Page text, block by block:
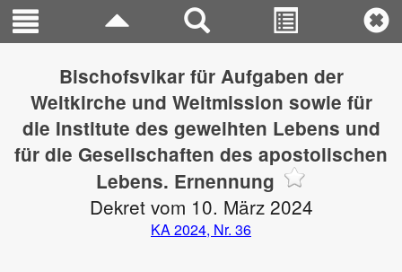
Bischofsvikar für Aufgaben der
Weltkirche und Weltmission sowie für
die Institute des geweihten Lebens und
für die Gesellschaften des apostolischen
Lebens. Ernennung
Dekret vom 10. März 2024
KA 2024, Nr. 36